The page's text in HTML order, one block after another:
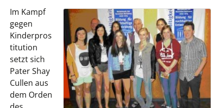
Im Kampf
gegen
Kinderpros
titution
setzt sich
Pater Shay
Cullen aus
dem Orden